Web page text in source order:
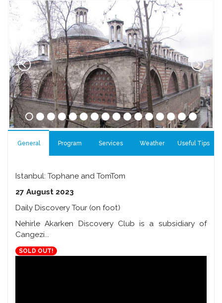
General Program Services Weather Useful Tips
Istanbul: Tophane and TomTom
27 August 2023
Daily Discovery Tour (on foot)
Nehirle Akarken Discovery Club is a subsidiary of
Cangezi...
SOLD OUT!